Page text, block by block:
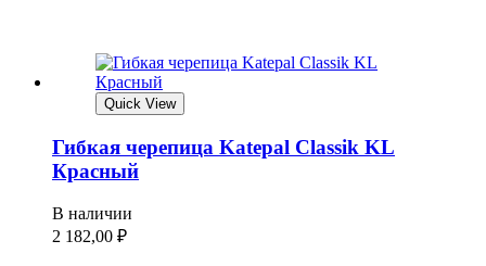
Quick View
Гибкая черепица Katepal Classik KL
Красный
В наличии
2 182,00 ₽